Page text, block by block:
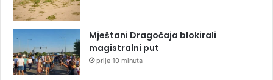
Mještani Dragočaja blokirali
magistralni put
prije 10 minuta